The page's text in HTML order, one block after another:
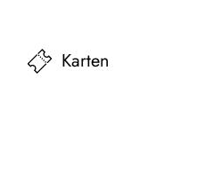
Karten